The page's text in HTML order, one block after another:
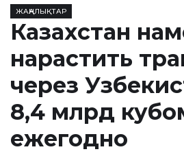
ЖАҢАЛЫҚТАР
Казахстан
нарастить
через
8,4 млрд
ежегодно